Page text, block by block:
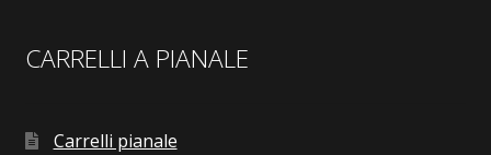
CARRELLI A PIANALE
Carrelli pianale